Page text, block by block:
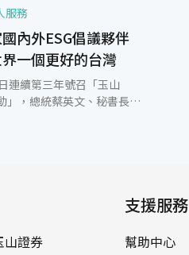
服務
內外ESG倡議夥伴
一個更好的台灣
連續第三年號召「玉山
」，總統蔡英文、秘書長林
年發起，透過共同公開倡
理念及作為。2022年獲得熱
業龍頭以及隱形冠軍等具
，倡議企業總營收高達新臺
山證券
支援服務
幫助中心